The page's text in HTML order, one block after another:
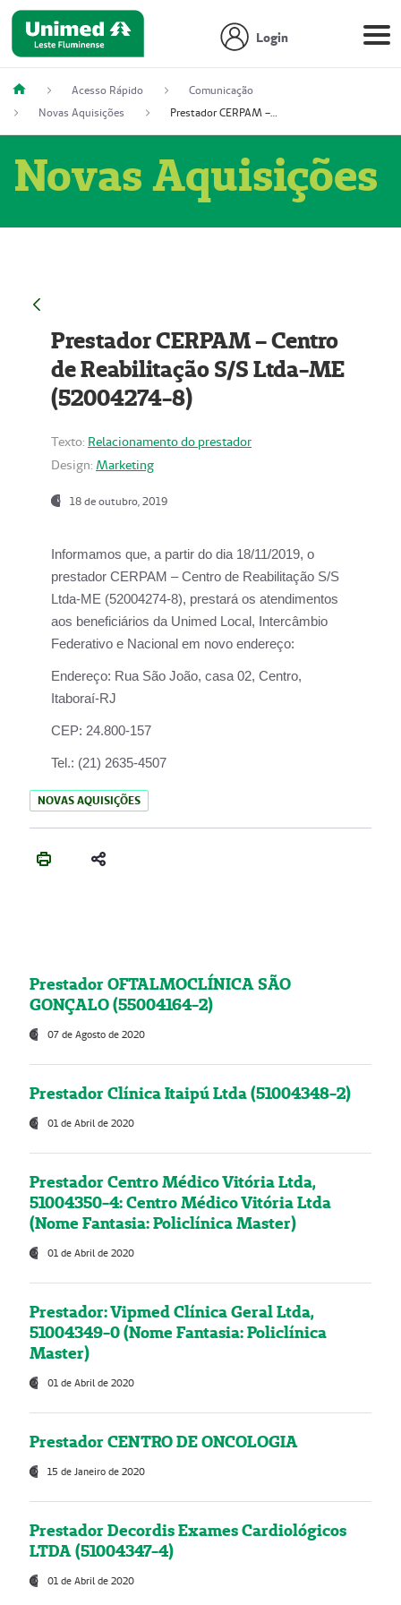
Login
Acesso Rápido
Comunicação
Novas Aquisições
Prestador CERPAM – Centro de Reabilitação S/S Ltda-ME (52004274-8)
Novas Aquisições
Prestador CERPAM – Centro
de Reabilitação S/S Ltda-ME
(52004274-8)
Texto: Relacionamento do prestador
Design: Marketing
18 de outubro, 2019
Informamos que, a partir do dia 18/11/2019, o
prestador CERPAM – Centro de Reabilitação S/S
Ltda-ME (52004274-8), prestará os atendimentos
aos beneficiários da Unimed Local, Intercâmbio
Federativo e Nacional em novo endereço:
Endereço: Rua São João, casa 02, Centro,
Itaboraí-RJ
CEP: 24.800-157
Tel.: (21) 2635-4507
NOVAS AQUISIÇÕES
Prestador OFTALMOCLÍNICA SÃO
GONÇALO (55004164-2)
07 de Agosto de 2020
Prestador Clínica Itaipú Ltda (51004348-2)
01 de Abril de 2020
Prestador Centro Médico Vitória Ltda,
51004350-4: Centro Médico Vitória Ltda
(Nome Fantasia: Policlínica Master)
01 de Abril de 2020
Prestador: Vipmed Clínica Geral Ltda,
51004349-0 (Nome Fantasia: Policlínica
Master)
01 de Abril de 2020
Prestador CENTRO DE ONCOLOGIA
15 de Janeiro de 2020
Prestador Decordis Exames Cardiológicos
LTDA (51004347-4)
01 de Abril de 2020